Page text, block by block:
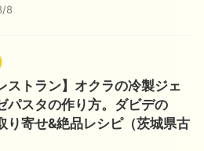
8
ストラン】オクラの冷製ジェ
パスタの作り方。ダビデの
り寄せ&絶品レシピ（茨城県古